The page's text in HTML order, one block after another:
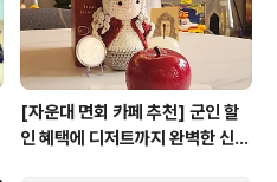
[자운대 면회 카페 추천] 군인 할
인 혜택에 디저트까지 완벽한 신성